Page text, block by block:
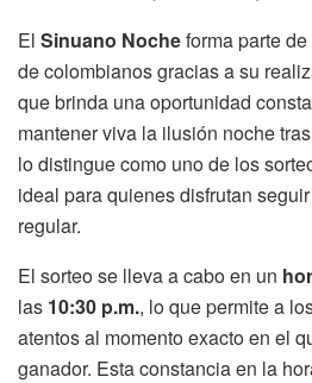
El Sinuano Nocheforma parte
de colombianos gracias a su
que brinda una oportunidad
mantener viva la ilusión noche
lo distingue como uno de los
ideal para quienes disfrutan
regular.
El sorteo se lleva a cabo en un
las 10:30 p.m., lo que permite a
atentos al momento exacto en el
ganador. Esta constancia en la